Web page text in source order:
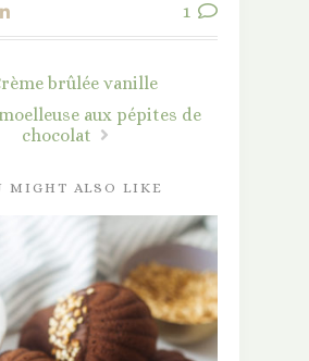
1
brûlée vanille
aux pépites de
chocolat
MIGHT ALSO LIKE